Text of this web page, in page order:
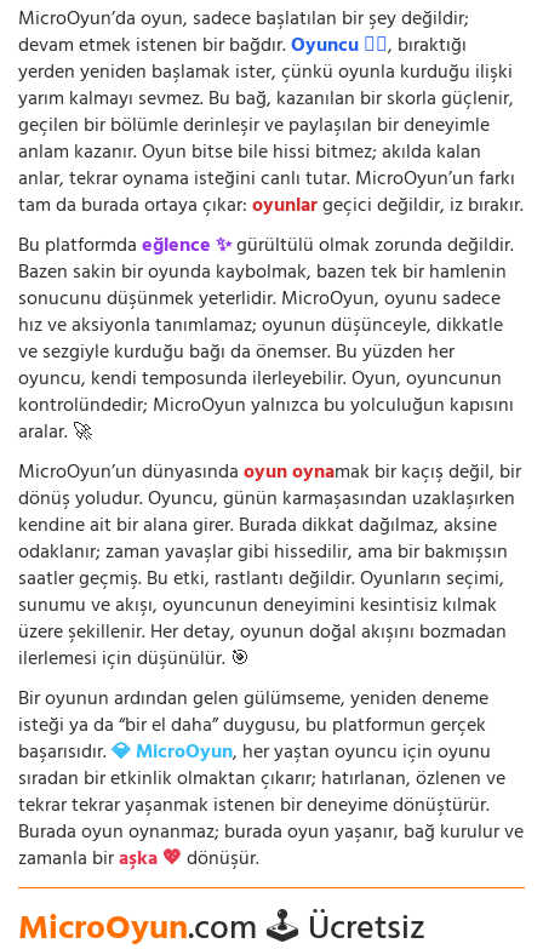
MicroOyun’da oyun, sadece başlatılan bir şey değildir;
devam etmek istenen bir bağdır.Oyuncu 🧍‍♂️, bıraktığı
yerden yeniden başlamak ister, çünkü oyunla kurduğu ilişki
yarım kalmayı sevmez. Bu bağ, kazanılan bir skorla güçlenir,
geçilen bir bölümle derinleşir ve paylaşılan bir deneyimle
anlam kazanır. Oyun bitse bile hissi bitmez; akılda kalan
anlar, tekrar oynama isteğini canlı tutar. MicroOyun’un farkı
tam da burada ortaya çıkar:oyunlargeçici değildir, iz bırakır.
Bu platformdaeğlence ✨gürültülü olmak zorunda değildir.
Bazen sakin bir oyunda kaybolmak, bazen tek bir hamlenin
sonucunu düşünmek yeterlidir. MicroOyun, oyunu sadece
hız ve aksiyonla tanımlamaz; oyunun düşünceyle, dikkatle
ve sezgiyle kurduğu bağı da önemser. Bu yüzden her
oyuncu, kendi temposunda ilerleyebilir. Oyun, oyuncunun
kontrolündedir; MicroOyun yalnızca bu yolculuğun kapısını
aralar. 🚀
MicroOyun’un dünyasındaoyun oynamak bir kaçış değil, bir
dönüş yoludur. Oyuncu, günün karmaşasından uzaklaşırken
kendine ait bir alana girer. Burada dikkat dağılmaz, aksine
odaklanır; zaman yavaşlar gibi hissedilir, ama bir bakmışsın
saatler geçmiş. Bu etki, rastlantı değildir. Oyunların seçimi,
sunumu ve akışı, oyuncunun deneyimini kesintisiz kılmak
üzere şekillenir. Her detay, oyunun doğal akışını bozmadan
ilerlemesi için düşünülür. 🎯
Bir oyunun ardından gelen gülümseme, yeniden deneme
isteği ya da “bir el daha” duygusu, bu platformun gerçek
başarısıdır.💎 MicroOyun, her yaştan oyuncu için oyunu
sıradan bir etkinlik olmaktan çıkarır; hatırlanan, özlenen ve
tekrar tekrar yaşanmak istenen bir deneyime dönüştürür.
Burada oyun oynanmaz; burada oyun yaşanır, bağ kurulur ve
zamanla biraşka 💖dönüşür.
MicroOyun.com 🕹️ Ücretsiz